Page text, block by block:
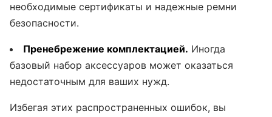
необходимые сертификаты и надежные ремни
безопасности.
Пренебрежение комплектацией. Иногда
базовый набор аксессуаров может оказаться
недостаточным для ваших нужд.
Избегая этих распространенных ошибок, вы